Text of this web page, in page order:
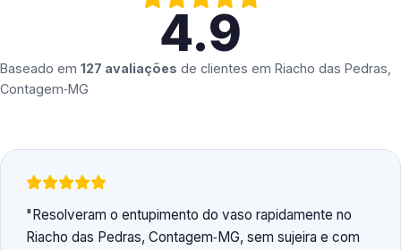
4.9
Baseado em 127 avaliações de clientes em Riacho das Pedras,
Contagem‑MG
Resolveram o entupimento do vaso rapidamente no
Riacho das Pedras, Contagem‑MG, sem sujeira e com